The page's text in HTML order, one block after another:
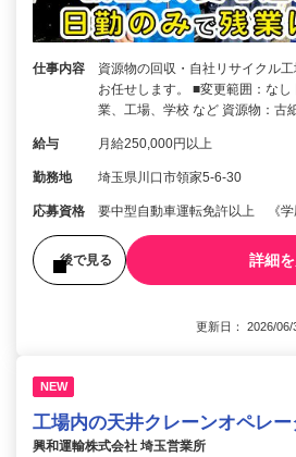
仕事内容
資源物の回収・自社リサイクル
お任せします。 ■変更範囲：な
業、工場、学校 など 資源物：古
給与 月給250,000円以上
勤務地 埼玉県川口市領家5-6-30
応募資格 要中型自動車運転免許以上 《学
後で見る 詳細
更新日： 2026/
NEW
工場内の天井クレーンオペレー
興和運輸株式会社 埼玉営業所